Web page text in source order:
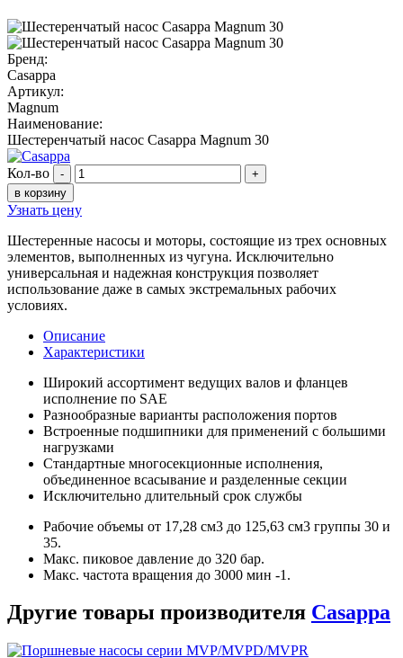
Бренд:
Casappa
Артикул:
Magnum
Наименование:
Шестеренчатый насос Casappa Magnum 30
Кол-во -
+
в корзину
Узнать цену
Шестеренные насосы и моторы, состоящие из трех основных
элементов, выполненных из чугуна. Исключительно
универсальная и надежная конструкция позволяет
использование даже в самых экстремальных рабочих
условиях.
Описание
Характеристики
Широкий ассортимент ведущих валов и фланцев
исполнение по SAE
Разнообразные варианты расположения портов
Встроенные подшипники для применений с большими
нагрузками
Стандартные многосекционные исполнения,
объединенное всасывание и разделенные секции
Исключительно длительный срок службы
Рабочие объемы от 17,28 см3 до 125,63 см3 группы 30 и
35.
Макс. пиковое давление до 320 бар.
Макс. частота вращения до 3000 мин -1.
Другие товары производителя Casappa